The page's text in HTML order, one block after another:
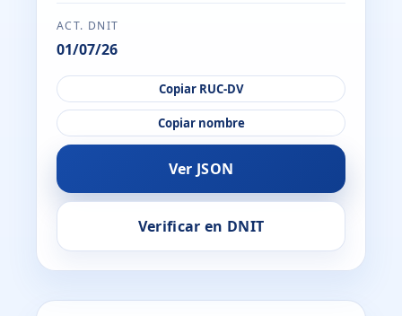
ACT. DNIT
01/07/26
Copiar RUC-DV
Copiar nombre
Ver JSON
Verificar en DNIT